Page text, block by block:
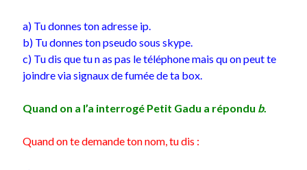
JF dansC’était pas mieux avant… à Lyon
littleceltdansComment j’ai opéré ma vélorution toute personnelle
AnthonydansComment j’ai opéré ma vélorution toute personnelle
Renaud DucherdansComment j’ai opéré ma vélorution toute
On parle de quoi ?
a) Tu donnes ton adresse ip.
b) Tu donnes ton pseudo sous skype.
c) Tu dis que tu n as pas le téléphone mais qu on peut te
joindre via signaux de fumée de ta box.
Quand on a l’a interrogé Petit Gadu a répondu b.
Quand on te demande ton nom, tu dis :